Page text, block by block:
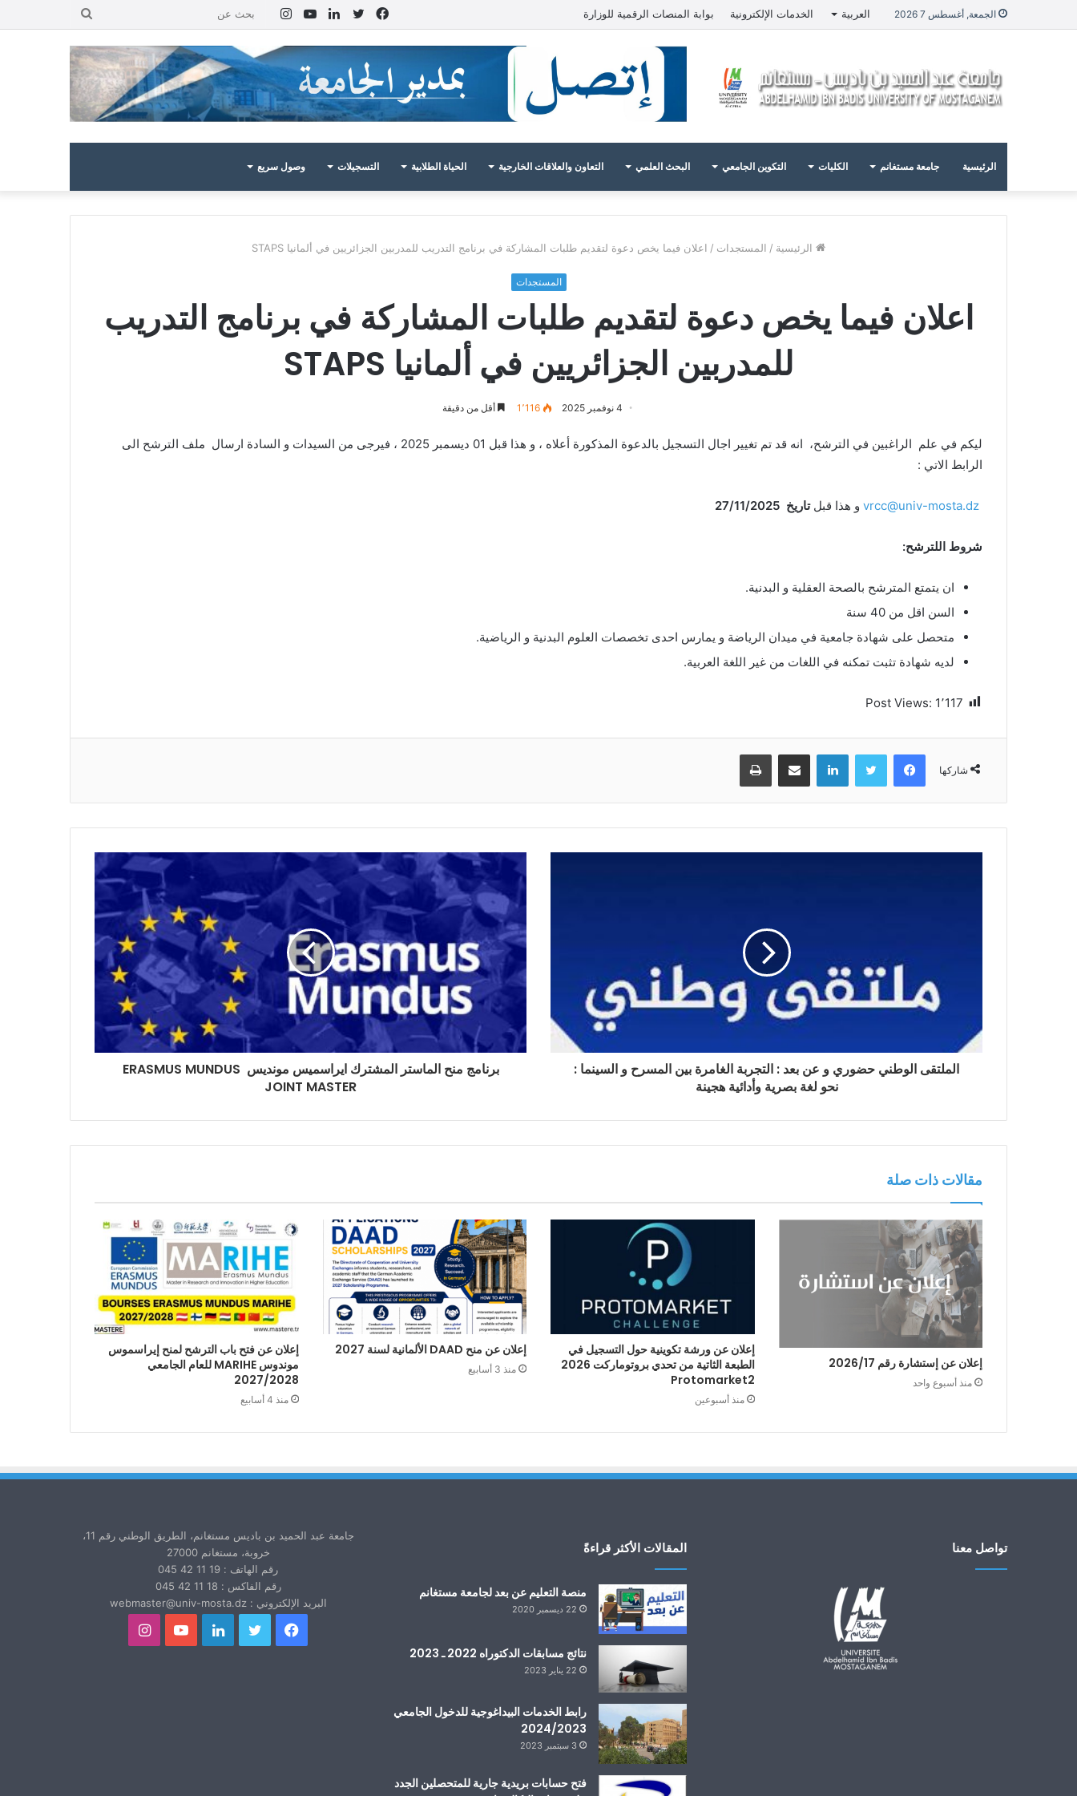
الجمعة, أغسطس 7 2026 العربية الخدمات الإلكترونية بوابة المنصات الرقمية للوزارة
بحث
انستقراميوتيوبلينكدإنتويتر
فيسبوك
الرئيسية جامعة مستغانم الكليات التكوين الجامعي البحث العلمي التعاون والعلاقات الخارجية الحياة الطلابية التسجيلات وصول سريع
الرئيسية / المستجدات / اعلان فيما يخص دعوة لتقديم طلبات المشاركة في برنامج التدريب للمدربين الجزائريين في ألمانيا STAPS
المستجدات
اعلان فيما يخص دعوة لتقديم طلبات المشاركة في برنامج التدريب
للمدربين الجزائريين في ألمانيا STAPS
4 نوفمبر 2025 1٬116 أقل من دقيقة
ليكم في علم الراغبين في الترشح، انه قد تم تغيير اجال التسجيل بالدعوة المذكورة أعلاه ، و هذا قبل 01 ديسمبر 2025 ، فيرجى من السيدات و السادة ارسال ملف الترشح الى
الرابط الاتي :
vrcc@univ-mosta.dz و هذا قبلتاريخ 27/11/2025
شروط اللترشح:
ان يتمتع المترشح بالصحة العقلية و البدنية.
السن اقل من 40 سنة
متحصل على شهادة جامعية في ميدان الرياضة و يمارس احدى تخصصات العلوم البدنية و الرياضية.
لديه شهادة تثبت تمكنه في اللغات من غير اللغة العربية.
Post Views: 1٬117
شاركها
فيسبوك تويتر لينكدإن مشاركة عبر البريد طباعة
الملتقى الوطني حضوري و عن بعد : التجربة الغامرة بين المسرح و السينما :
نحو لغة بصرية وأدائية هجينة
برنامج منح الماستر المشترك ايراسميس مونديس ERASMUS MUNDUS
JOINT MASTER
مقالات ذات صلة
إعلان عن إستشارة رقم 2026/17
منذ أسبوع واحد
إعلان عن ورشة تكوينية حول التسجيل في
الطبعة الثاتية من تحدي بروتوماركت 2026
Protomarket2
منذ أسبوعين
إعلان عن منح DAAD الألمانية لسنة 2027
منذ 3 أسابيع
إعلان عن فتح باب الترشح لمنح إيراسموس
موندوس MARIHE للعام الجامعي
2027/2028
منذ 4 أسابيع
تواصل معنا المقالات الأكثر قراءةً
منصة التعليم عن بعد لجامعة مستغانم
22 ديسمبر 2020
نتائج مسابقات الدكتوراه 2022 ـ 2023
22 يناير 2023
رابط الخدمات البيداغوجية للدخول الجامعي
2024/2023
3 سبتمبر 2023
فتح حسابات بريدية جارية للمتحصلين الجدد
جامعة عبد الحميد بن باديس مستغانم، الطريق الوطني رقم 11،
خروبة، مستغانم 27000
رقم الهاتف : 19 11 42 045
رقم الفاكس : 18 11 42 045
البريد الإلكتروني : webmaster@univ-mosta.dz
فيسبوك تويتر لينكدإنيوتيوبانستقرام